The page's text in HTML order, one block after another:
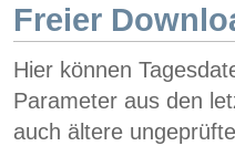
Freier
Hier können
Parameter aus den
auch ältere